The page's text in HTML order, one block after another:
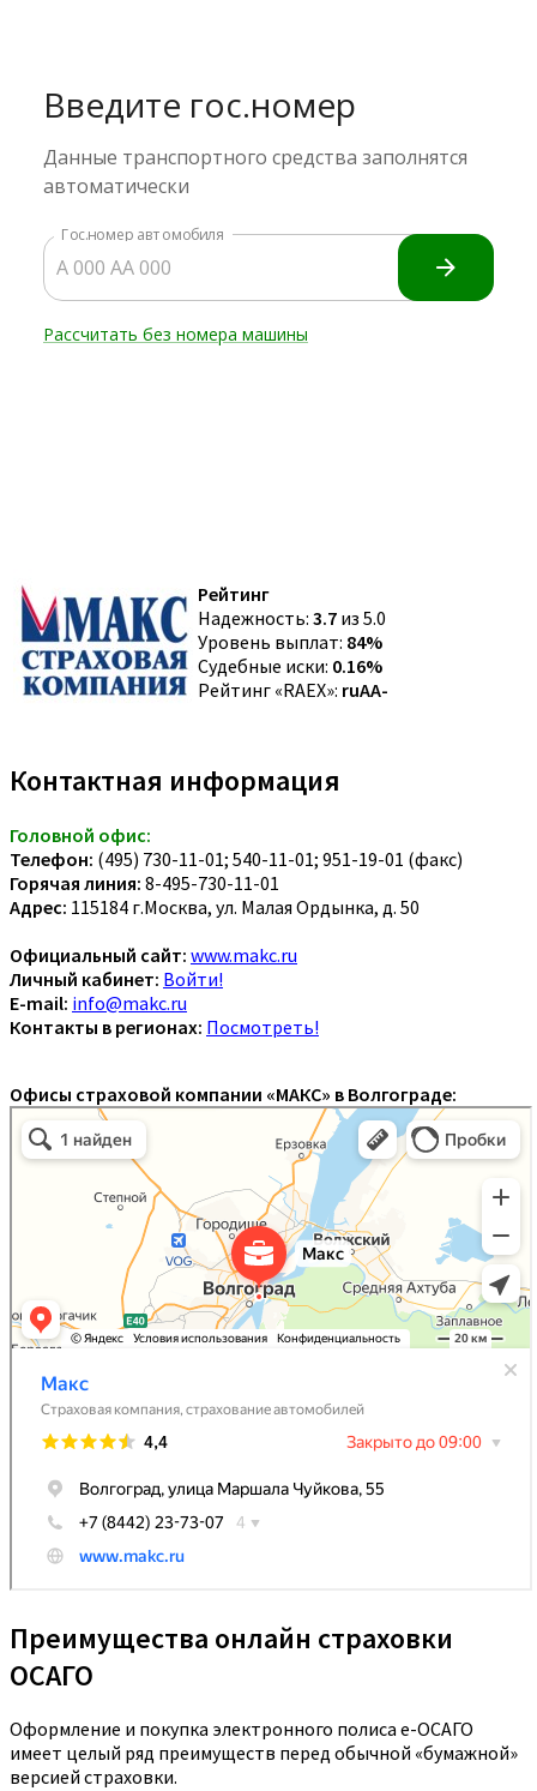
Рейтинг
Надежность: 3.7 из 5.0
Уровень выплат: 84%
Судебные иски: 0.16%
Рейтинг «RAEX»: ruAA-
Контактная информация
Головной офис:
Телефон: (495) 730-11-01; 540-11-01; 951-19-01 (факс)
Горячая линия: 8-495-730-11-01
Адрес: 115184 г.Москва, ул. Малая Ордынка, д. 50
Официальный сайт: www.makc.ru
Личный кабинет: Войти!
E-mail: info@makc.ru
Контакты в регионах: Посмотреть!
Офисы страховой компании «МАКС» в Волгограде:
Преимущества онлайн страховки
ОСАГО
Оформление и покупка электронного полиса е-ОСАГО
имеет целый ряд преимуществ перед обычной «бумажной»
версией страховки.